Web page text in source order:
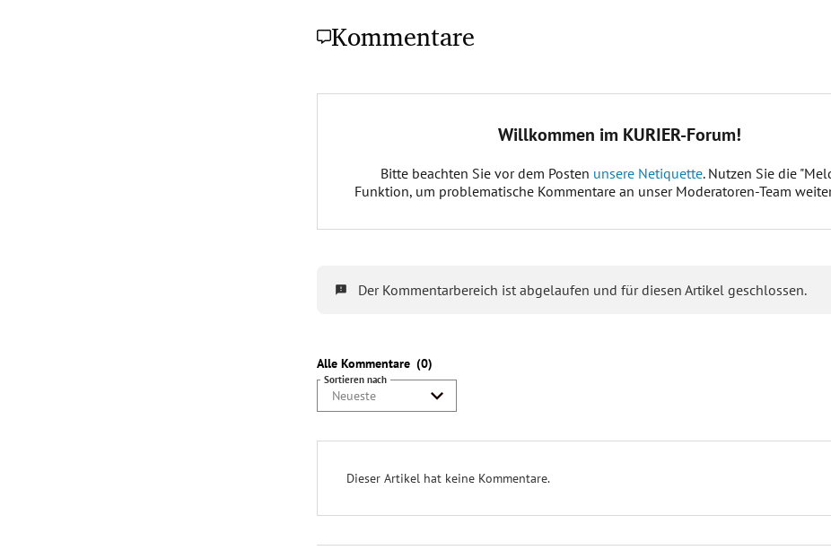
Kommentare